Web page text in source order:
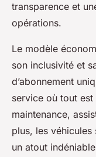
transparence et
opérations.
Le modèle
son inclusivité et
d’abonnement
service où tout
maintenance,
plus, les véhicules
un atout